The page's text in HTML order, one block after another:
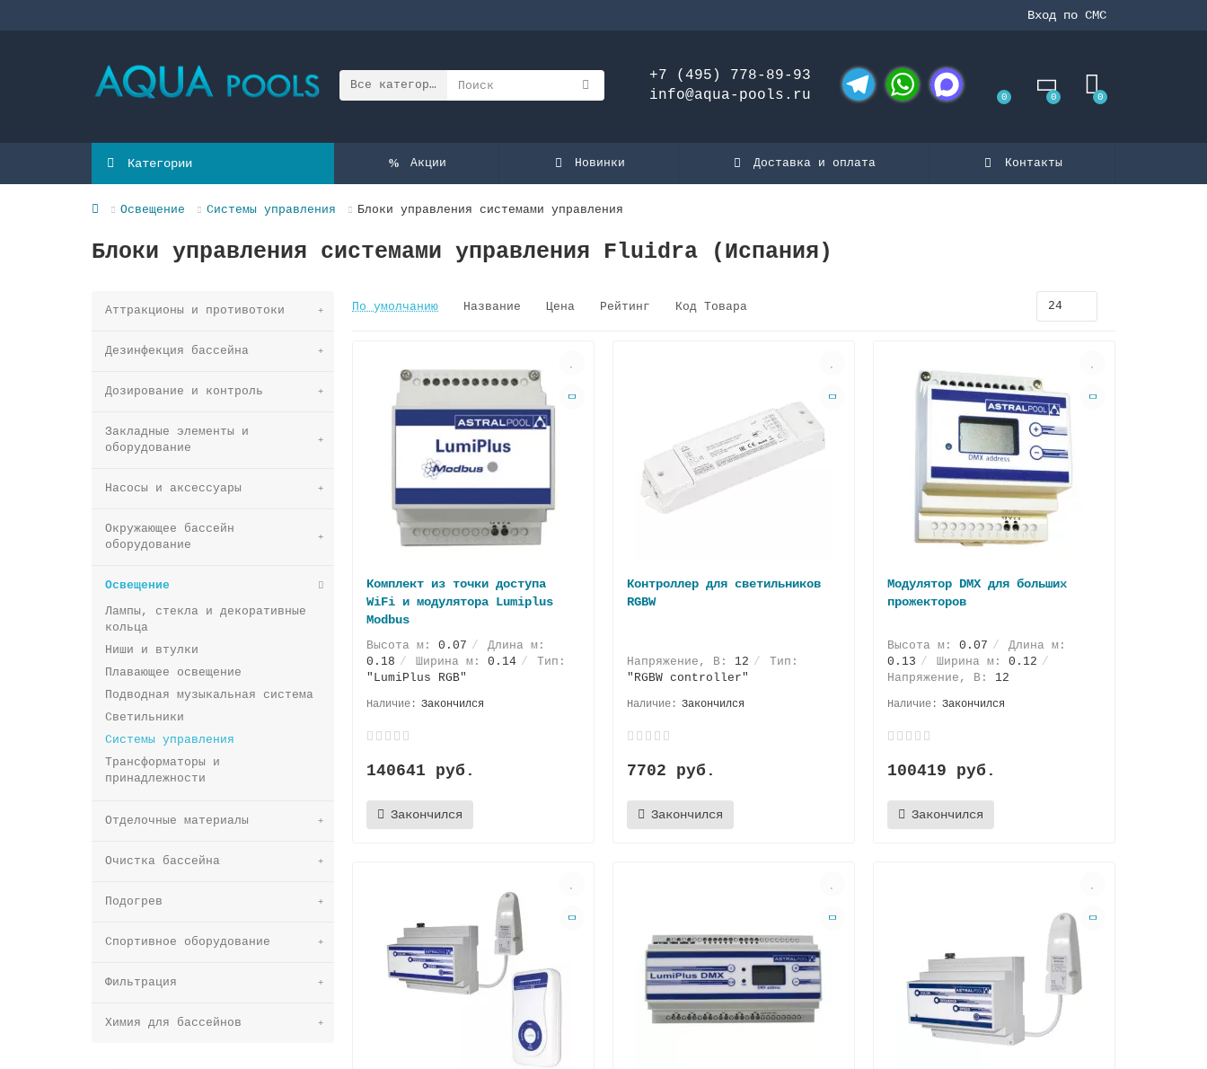
Вход по СМС
Все категории
+7 (495) 778-89-93
info@aqua-pools.ru
0 0 0
Категории Акции Новинки Доставка и оплата Контакты
Освещение Системы управления Блоки управления системами управления
Блоки управления системами управления Fluidra (Испания)
Аттракционы и противотоки
Дезинфекция бассейна
Дозирование и контроль
Закладные элементы и
оборудование
Насосы и аксессуары
Окружающее бассейн
оборудование
Освещение
Лампы, стекла и декоративные
кольца
Ниши и втулки
Плавающее освещение
Подводная музыкальная система
Светильники
Системы управления
Трансформаторы и
принадлежности
Отделочные материалы
Очистка бассейна
Подогрев
Спортивное оборудование
Фильтрация
Химия для бассейнов
По умолчанию Название Цена Рейтинг Код Товара
Комплект из точки доступа
WiFi и модулятора Lumiplus
Modbus
Высота м: 0.07
Длина м:
0.18
Ширина м: 0.14
Тип:
"LumiPlus RGB"
Закончился
140641 руб.
Закончился
Контроллер для светильников
RGBW
Напряжение, В: 12
Тип:
"RGBW controller"
Закончился
7702 руб.
Закончился
Модулятор DMX для больших
прожекторов
Высота м: 0.07
Длина м:
0.13
Ширина м: 0.12
Напряжение, В: 12
Закончился
100419 руб.
Закончился